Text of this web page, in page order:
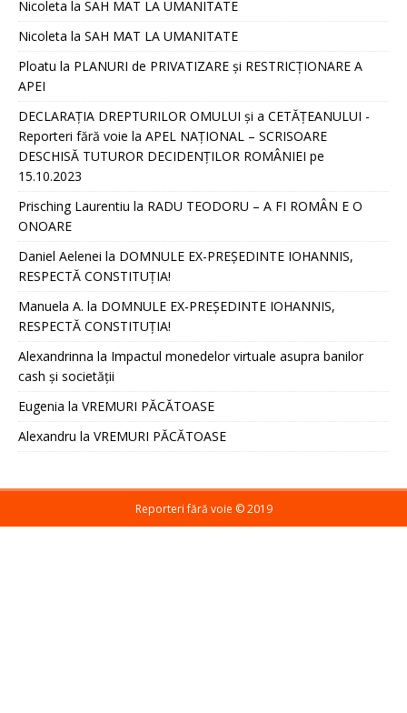
Nicoleta la SAH MAT LA UMANITATE
Nicoleta la SAH MAT LA UMANITATE
Ploatu la PLANURI de PRIVATIZARE și RESTRICȚIONARE A
APEI
DECLARAȚIA DREPTURILOR OMULUI și a CETĂȚEANULUI -
Reporteri fără voie la APEL NAȚIONAL – SCRISOARE
DESCHISĂ TUTUROR DECIDENȚILOR ROMÂNIEI pe
15.10.2023
Prisching Laurentiu la RADU TEODORU – A FI ROMÂN E O
ONOARE
Daniel Aelenei la DOMNULE EX-PREȘEDINTE IOHANNIS,
RESPECTĂ CONSTITUȚIA!
Manuela A. la DOMNULE EX-PREȘEDINTE IOHANNIS,
RESPECTĂ CONSTITUȚIA!
Alexandrinna la Impactul monedelor virtuale asupra banilor
cash și societății
Eugenia la VREMURI PĂCĂTOASE
Alexandru la VREMURI PĂCĂTOASE
Reporteri fără voie ©️ 2019